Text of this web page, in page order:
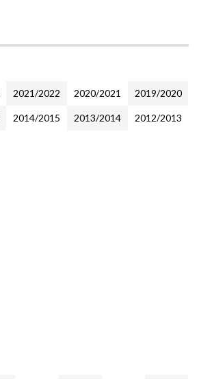
2021/2022 2020/2021 2019/2020
2014/2015 2013/2014 2012/2013